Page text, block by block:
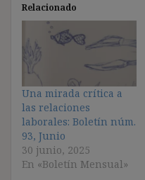
Relacionado
Una mirada crítica a
las relaciones
laborales: Boletín núm.
93, Junio
30 junio, 2025
En «Boletín Mensual»